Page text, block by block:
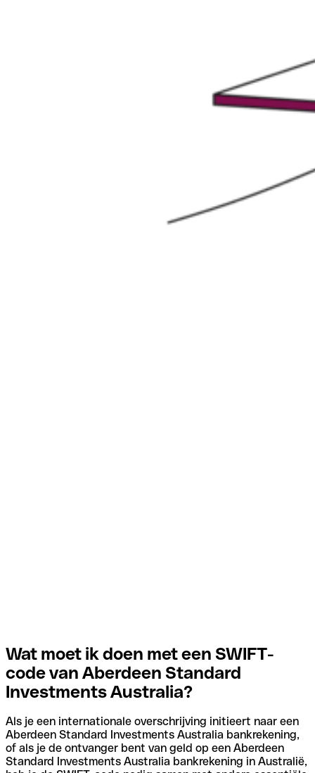
Wat moet ik doen met een SWIFT-
code van Aberdeen Standard
Investments Australia?
Als je een internationale overschrijving initieert naar een
Aberdeen Standard Investments Australia bankrekening,
of als je de ontvanger bent van geld op een Aberdeen
Standard Investments Australia bankrekening in Australië,